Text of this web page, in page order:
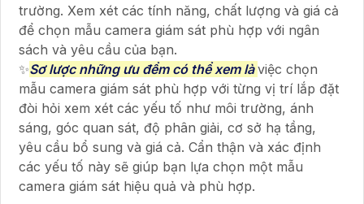
trường. Xem xét các tính năng, chất lượng và giá cả
để chọn mẫu camera giám sát phù hợp với ngân
sách và yêu cầu của bạn.
✨Sơ lược những ưu đểm có thể xem làviệc chọn
mẫu camera giám sát phù hợp với từng vị trí lắp đặt
đòi hỏi xem xét các yếu tố như môi trường, ánh
sáng, góc quan sát, độ phân giải, cơ sở hạ tầng,
yêu cầu bổ sung và giá cả. Cẩn thận và xác định
các yếu tố này sẽ giúp bạn lựa chọn một mẫu
camera giám sát hiệu quả và phù hợp.